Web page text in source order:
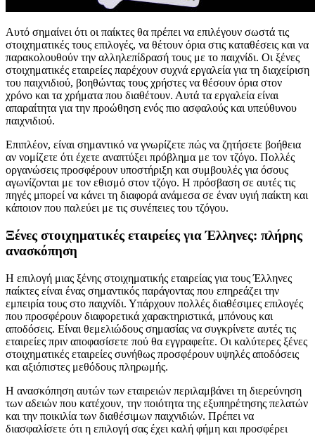
Αυτό σημαίνει ότι οι παίκτες θα πρέπει να επιλέγουν σωστά τις
στοιχηματικές τους επιλογές, να θέτουν όρια στις καταθέσεις και να
παρακολουθούν την αλληλεπίδρασή τους με το παιχνίδι. Οι ξένες
στοιχηματικές εταιρείες παρέχουν συχνά εργαλεία για τη διαχείριση
του παιχνιδιού, βοηθώντας τους χρήστες να θέσουν όρια στον
χρόνο και τα χρήματα που διαθέτουν. Αυτά τα εργαλεία είναι
απαραίτητα για την προώθηση ενός πιο ασφαλούς και υπεύθυνου
παιχνιδιού.
Επιπλέον, είναι σημαντικό να γνωρίζετε πώς να ζητήσετε βοήθεια
αν νομίζετε ότι έχετε αναπτύξει πρόβλημα με τον τζόγο. Πολλές
οργανώσεις προσφέρουν υποστήριξη και συμβουλές για όσους
αγωνίζονται με τον εθισμό στον τζόγο. Η πρόσβαση σε αυτές τις
πηγές μπορεί να κάνει τη διαφορά ανάμεσα σε έναν υγιή παίκτη και
κάποιον που παλεύει με τις συνέπειες του τζόγου.
Ξένες στοιχηματικές εταιρείες για Έλληνες: πλήρης
ανασκόπηση
Η επιλογή μιας ξένης στοιχηματικής εταιρείας για τους Έλληνες
παίκτες είναι ένας σημαντικός παράγοντας που επηρεάζει την
εμπειρία τους στο παιχνίδι. Υπάρχουν πολλές διαθέσιμες επιλογές
που προσφέρουν διαφορετικά χαρακτηριστικά, μπόνους και
αποδόσεις. Είναι θεμελιώδους σημασίας να συγκρίνετε αυτές τις
εταιρείες πριν αποφασίσετε πού θα εγγραφείτε. Οι καλύτερες ξένες
στοιχηματικές εταιρείες συνήθως προσφέρουν υψηλές αποδόσεις
και αξιόπιστες μεθόδους πληρωμής.
Η ανασκόπηση αυτών των εταιρειών περιλαμβάνει τη διερεύνηση
των αδειών που κατέχουν, την ποιότητα της εξυπηρέτησης πελατών
και την ποικιλία των διαθέσιμων παιχνιδιών. Πρέπει να
διασφαλίσετε ότι η επιλογή σας έχει καλή φήμη και προσφέρει